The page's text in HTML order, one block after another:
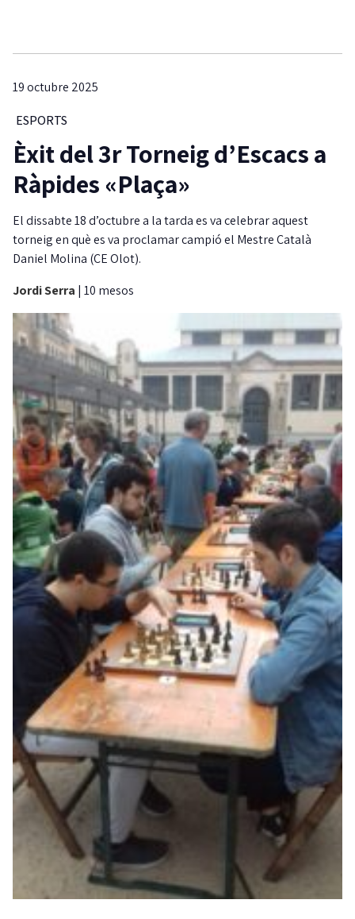
19 octubre 2025
ESPORTS
Èxit del 3r Torneig d’Escacs a
Ràpides «Plaça»
El dissabte 18 d’octubre a la tarda es va celebrar aquest
torneig en què es va proclamar campió el Mestre Català
Daniel Molina (CE Olot).
Jordi Serra | 10 mesos